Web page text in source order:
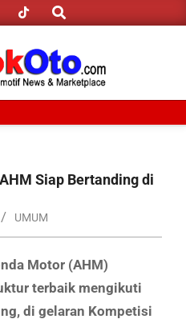
Search
Siap Bertanding di
UMUM
Motor (AHM)
terbaik mengikuti
di gelaran Kompetisi